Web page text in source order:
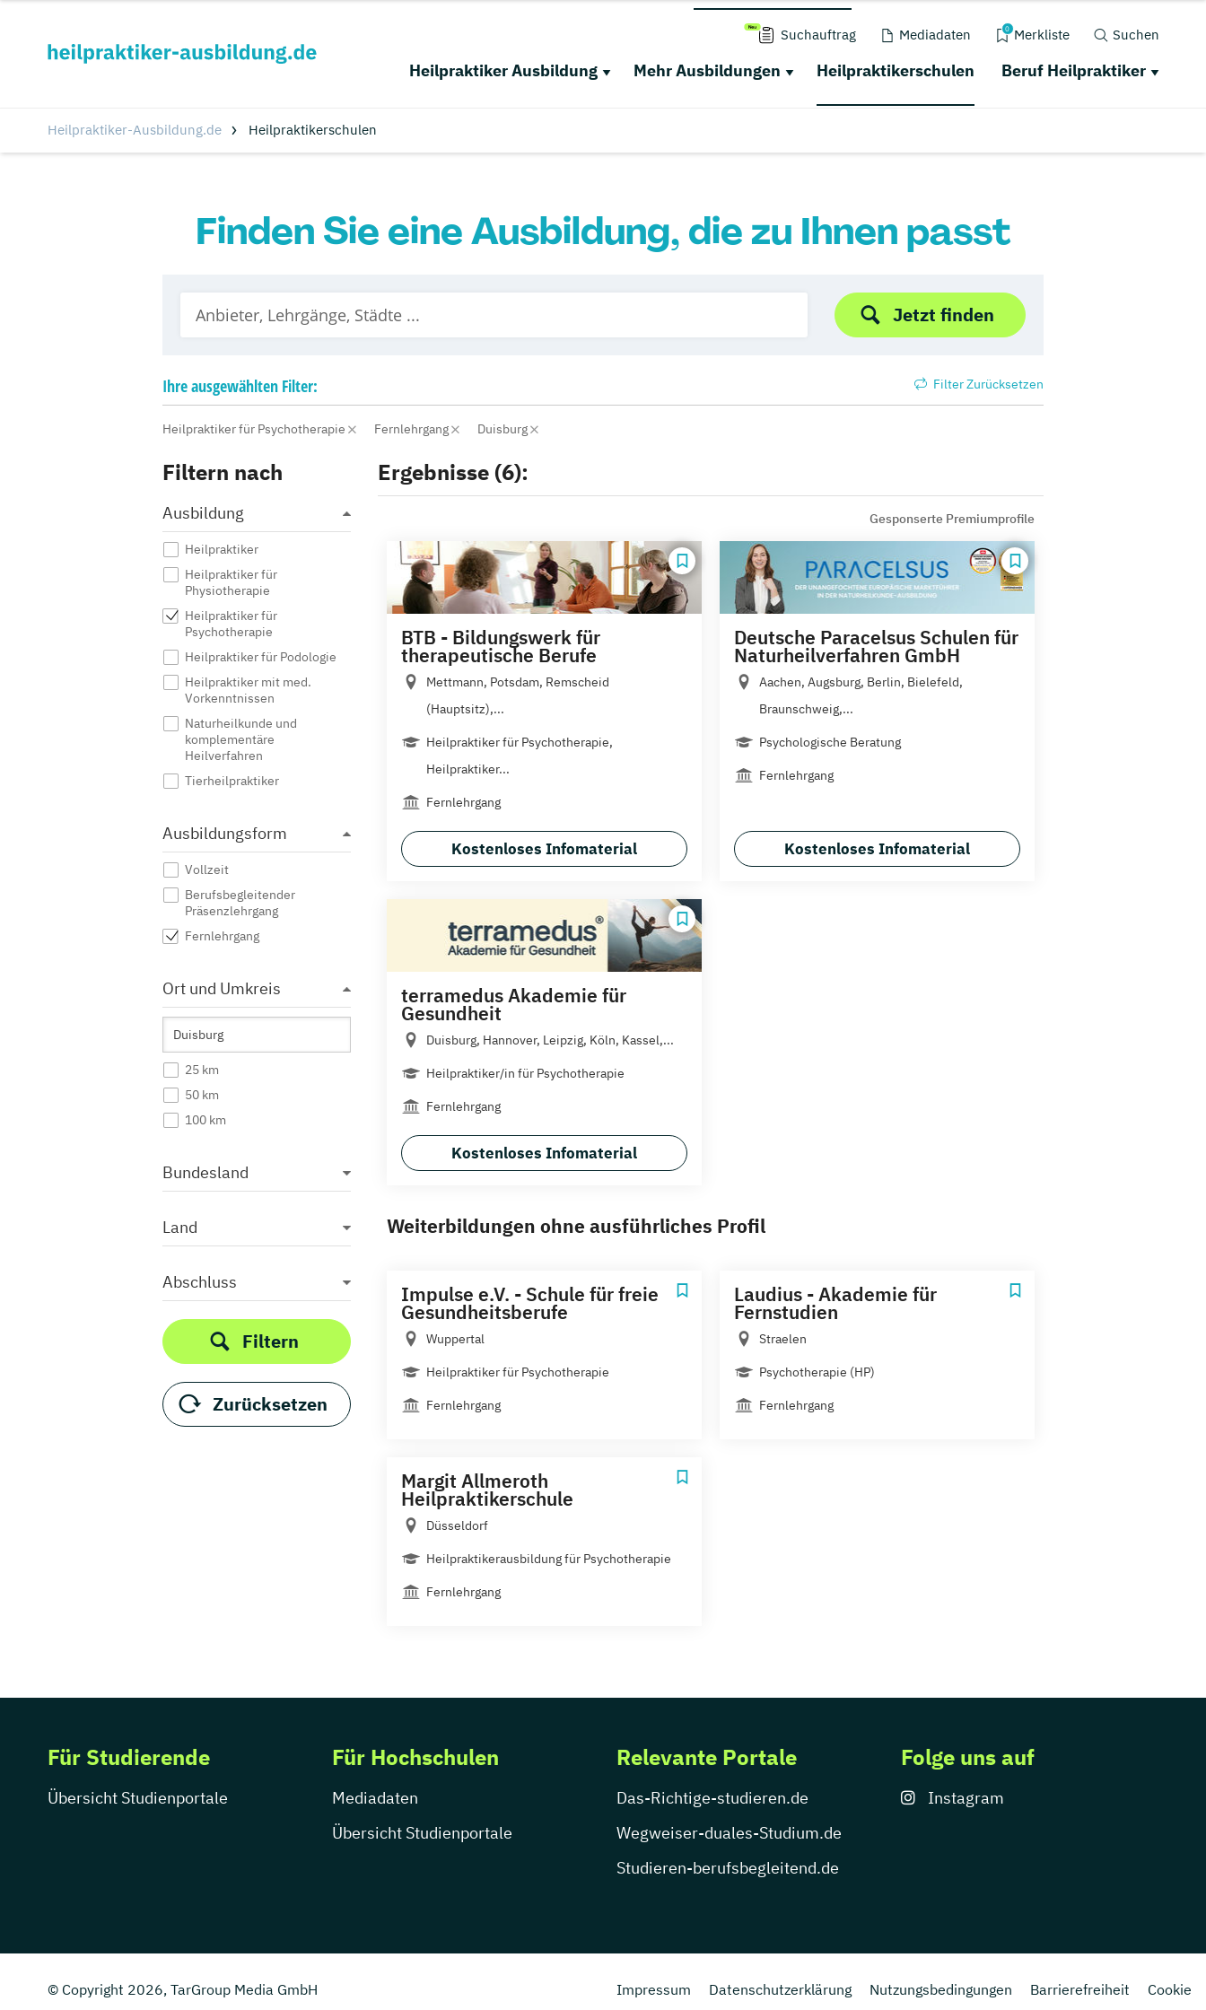
Suchauftrag Mediadaten 0 Merkliste Suchen
Heilpraktiker Ausbildung Mehr Ausbildungen Heilpraktikerschulen Beruf Heilpraktiker
Heilpraktiker-Ausbildung.de Heilpraktikerschulen
Finden Sie eine Ausbildung, die zu Ihnen passt
Jetzt finden
Ihreausgewählten Filter: Filter Zurücksetzen
Heilpraktiker für Psychotherapie Fernlehrgang Duisburg
Filtern nach
Ausbildung
Heilpraktiker
Heilpraktiker für
Physiotherapie
Heilpraktiker für
Psychotherapie
Heilpraktiker für Podologie
Heilpraktiker mit med.
Vorkenntnissen
Naturheilkunde und
komplementäre
Heilverfahren
Tierheilpraktiker
Ausbildungsform
Vollzeit
Berufsbegleitender
Präsenzlehrgang
Fernlehrgang
Ort und Umkreis
25 km
50 km
100 km
Bundesland
Land
Abschluss
Filtern
Zurücksetzen
Ergebnisse (6):
Gesponserte Premiumprofile
BTB - Bildungswerk für
therapeutische Berufe
Mettmann, Potsdam, Remscheid
(Hauptsitz),...
Heilpraktiker für Psychotherapie,
Heilpraktiker...
Fernlehrgang
Kostenloses Infomaterial
Deutsche Paracelsus Schulen für
Naturheilverfahren GmbH
Aachen, Augsburg, Berlin, Bielefeld,
Braunschweig,...
Psychologische Beratung
Fernlehrgang
Kostenloses Infomaterial
terramedus Akademie für
Gesundheit
Duisburg, Hannover, Leipzig, Köln, Kassel,...
Heilpraktiker/in für Psychotherapie
Fernlehrgang
Kostenloses Infomaterial
Weiterbildungen ohne ausführliches Profil
Impulse e.V. - Schule für freie
Gesundheitsberufe
Wuppertal
Heilpraktiker für Psychotherapie
Fernlehrgang
Laudius - Akademie für
Fernstudien
Straelen
Psychotherapie (HP)
Fernlehrgang
Margit Allmeroth
Heilpraktikerschule
Düsseldorf
Heilpraktikerausbildung für Psychotherapie
Fernlehrgang
Für Studierende
Übersicht Studienportale
Für Hochschulen
Mediadaten
Übersicht Studienportale
Relevante Portale
Das-Richtige-studieren.de
Wegweiser-duales-Studium.de
Studieren-berufsbegleitend.de
Folge uns auf
Instagram
© Copyright 2026, TarGroup Media GmbH Impressum Datenschutzerklärung Nutzungsbedingungen Barrierefreiheit
Cookie